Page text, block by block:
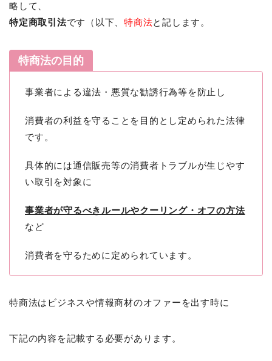
略して、
特定商取引法です（以下、特商法と記します。
特商法の目的
事業者による違法・悪質な勧誘行為等を防止し
消費者の利益を守ることを目的とし定められた法律
です。
具体的には通信販売等の消費者トラブルが生じやす
い取引を対象に
事業者が守るべきルールやクーリング・オフの方法
など
消費者を守るために定められています。
特商法はビジネスや情報商材のオファーを出す時に
下記の内容を記載する必要があります。